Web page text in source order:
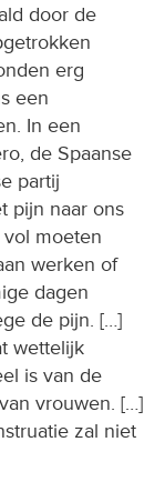
door de
erg
een
In een
de Spaanse
partij
pijn naar ons
moeten
werken of
dagen
de pijn. […]
wettelijk
is van de
vrouwen. […]
zal niet